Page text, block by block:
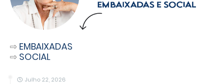
⇨ EMBAIXADAS
⇨ SOCIAL
Julho 22, 2026